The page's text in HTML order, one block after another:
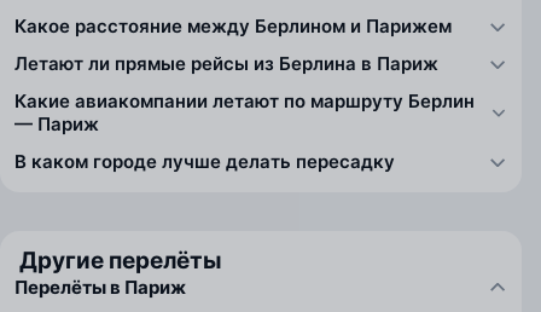
Какое расстояние между Берлином и Парижем
Летают ли прямые рейсы из Берлина в Париж
Какие авиакомпании летают по маршруту Берлин
— Париж
В каком городе лучше делать пересадку
Другие перелёты
Перелёты в Париж